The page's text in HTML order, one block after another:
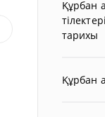
Құрбан
тарихы
Құрбан